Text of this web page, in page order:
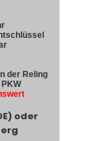
der Reling
oder